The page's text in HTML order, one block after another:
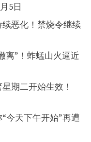
5日
恶化！禁烧令继续
离”！蚱蜢山火逼近
期二开始生效！
今天下午开始”再遭